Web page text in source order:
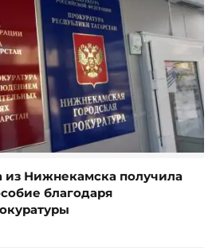
из Нижнекамска получила
благодаря